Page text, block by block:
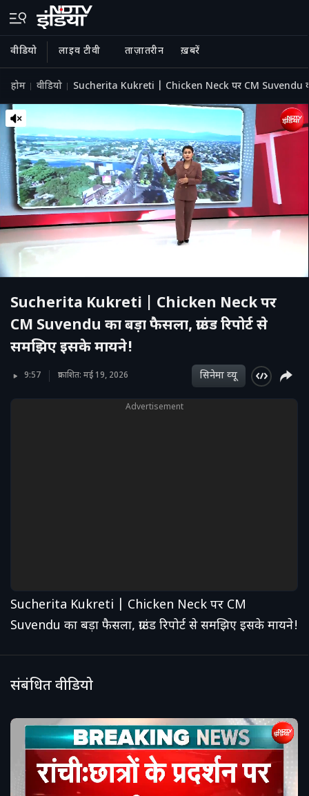
वीडियो लाइव टीवी ताज़ातरीन ख़बरें
होम वीडियो Sucherita Kukreti | Chicken Neck पर CM Suvendu
Sucherita Kukreti | Chicken Neck पर
CM Suvendu का बड़ा फैसला, ग्राउंड रिपोर्ट से
समझिए इसके मायने!
9:57 प्रकाशित: मई 19, 2026 सिनेमा व्‍यू
Advertisement
Sucherita Kukreti | Chicken Neck पर CM
Suvendu का बड़ा फैसला, ग्राउंड रिपोर्ट से समझिए इसके मायने!
संबंधित वीडियो